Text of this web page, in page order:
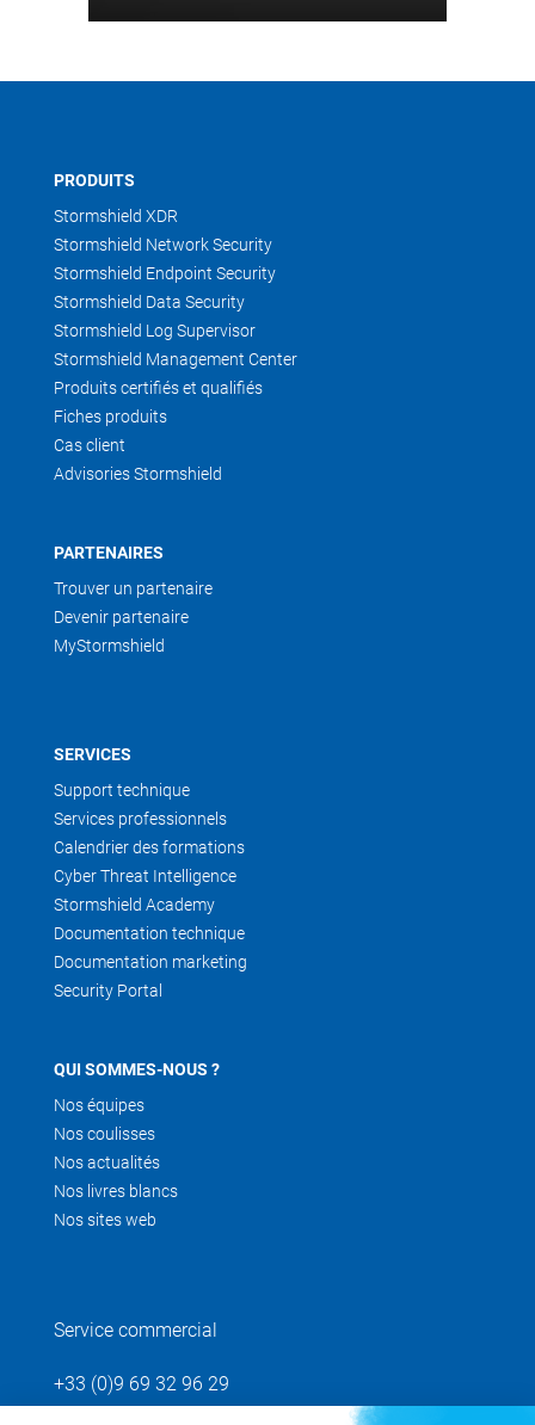
PRODUITS
Stormshield XDR
Stormshield Network Security
Stormshield Endpoint Security
Stormshield Data Security
Stormshield Log Supervisor
Stormshield Management Center
Produits certifiés et qualifiés
Fiches produits
Cas client
Advisories Stormshield
PARTENAIRES
Trouver un partenaire
Devenir partenaire
MyStormshield
SERVICES
Support technique
Services professionnels
Calendrier des formations
Cyber Threat Intelligence
Stormshield Academy
Documentation technique
Documentation marketing
Security Portal
QUI SOMMES-NOUS ?
Nos équipes
Nos coulisses
Nos actualités
Nos livres blancs
Nos sites web
Service commercial
+33 (0)9 69 32 96 29